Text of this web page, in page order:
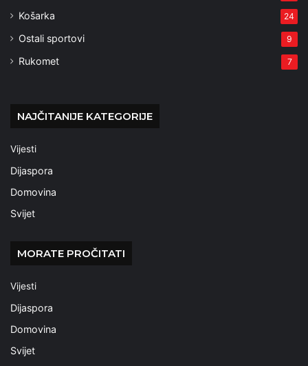
Košarka 24
Ostali sportovi 9
Rukomet 7
NAJČITANIJE KATEGORIJE
Vijesti
Dijaspora
Domovina
Svijet
MORATE PROČITATI
Vijesti
Dijaspora
Domovina
Svijet